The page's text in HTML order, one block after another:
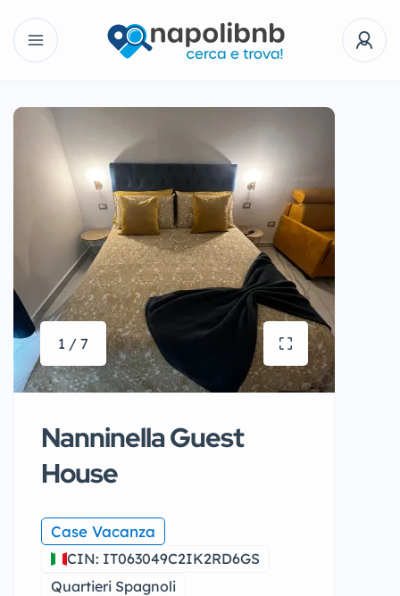
1 / 7
Nanninella Guest
House
Case Vacanza
CIN: IT063049C2IK2RD6GS
Quartieri Spagnoli